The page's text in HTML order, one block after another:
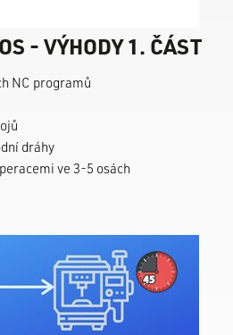
- VÝHODY 1. ČÁST
NC programů
dráhy
ve 3-5 osách